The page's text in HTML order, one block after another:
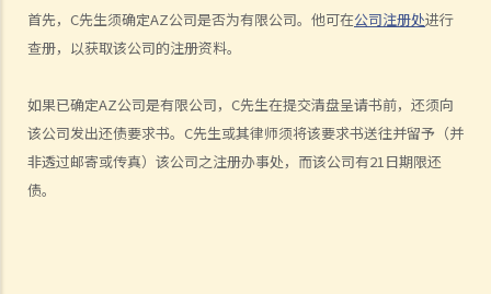
首先，C先生须确定AZ公司是否为有限公司。他可在公司注册处进行
查册，以获取该公司的注册资料。
如果已确定AZ公司是有限公司，C先生在提交清盘呈请书前，还须向
该公司发出还债要求书。C先生或其律师须将该要求书送往并留予（并
非透过邮寄或传真）该公司之注册办事处，而该公司有21日期限还
债。
5. 破产人是否需要交出所有收入予受托人？
6. 在破产令颁布后，破产人必须履行甚么义务或工作？他们亦须避免进
7. 当法庭颁布破产令后，债权人可采取甚么行动？
8. 出售破产人资产后的偿付顺序是如何？
9. 如果我被拖欠薪金，我可否向老板提出破产诉讼？
10. 破产人于何时才能获法庭解除破产令？当破产令解除后，破产人是